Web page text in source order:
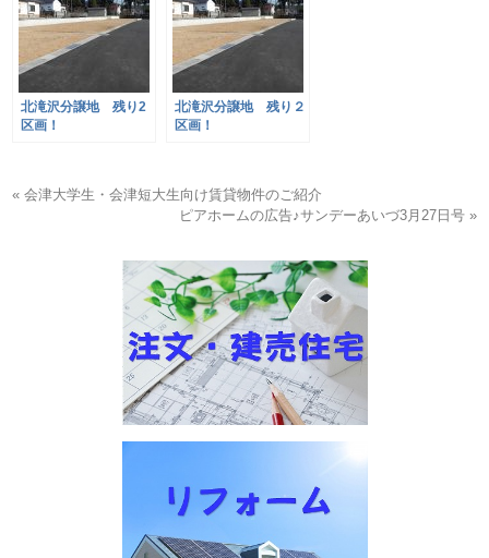
北滝沢分譲地 残り2
区画！
北滝沢分譲地 残り２
区画！
« 会津大学生・会津短大生向け賃貸物件のご紹介
ピアホームの広告♪サンデーあいづ3月27日号 »